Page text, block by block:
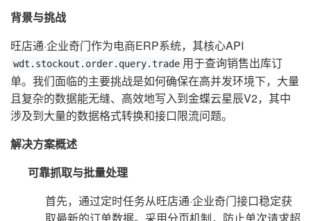
背景与挑战
旺店通·企业奇门作为电商ERP系统，其核心API
wdt.stockout.order.query.trade 用于查询销售出库订
单。我们面临的主要挑战是如何确保在高并发环境下，大量
且复杂的数据能无缝、高效地写入到金蝶云星辰V2，其中
涉及到大量的数据格式转换和接口限流问题。
解决方案概述
可靠抓取与批量处理
首先，通过定时任务从旺店通·企业奇门接口稳定获